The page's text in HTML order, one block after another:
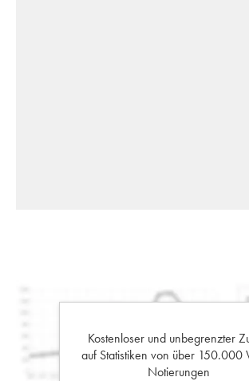
Kostenloser und unbegrenzter
auf Statistiken von über 150.000
Notierungen